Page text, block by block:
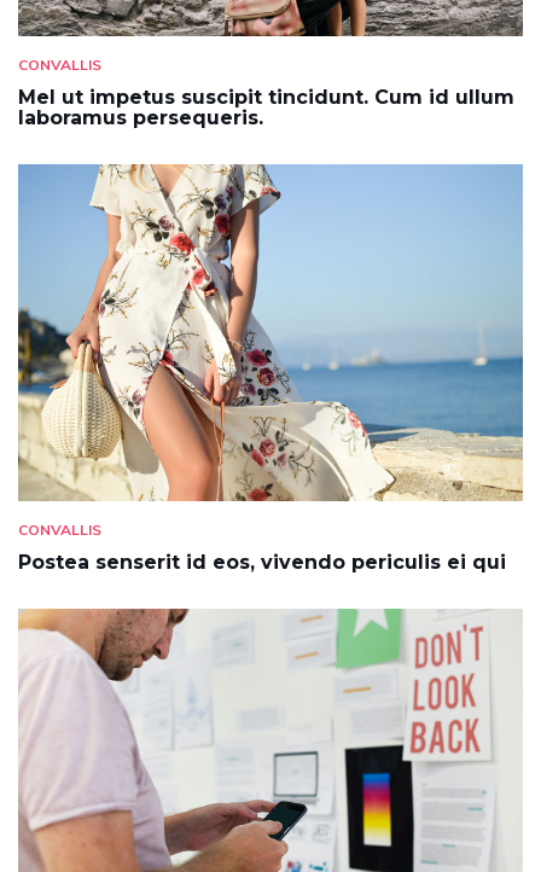
CONVALLIS
Mel ut impetus suscipit tincidunt. Cum id ullum
laboramus persequeris.
CONVALLIS
Postea senserit id eos, vivendo periculis ei qui